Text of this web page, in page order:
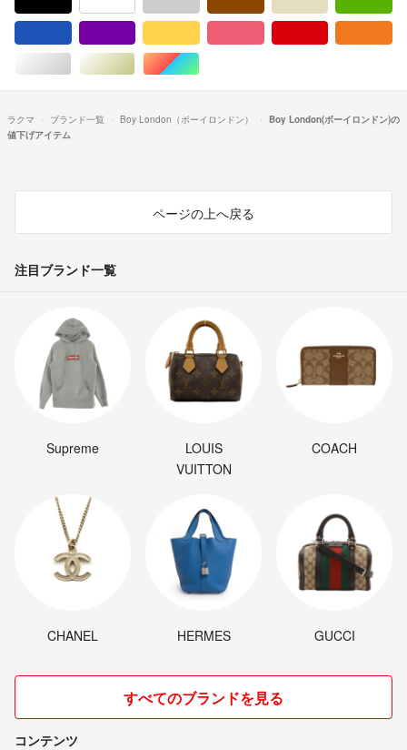
シルバー/銀色系ゴールド/金色系マルチカラー
ラクマ ブランド一覧 Boy London（ボーイロンドン）
Boy London(ボーイロンドン)の
値下げアイテム
ページの上へ戻る
注目ブランド一覧
Supreme
LOUIS
VUITTON
COACH
CHANEL HERMES GUCCI
すべてのブランドを見る
コンテンツ